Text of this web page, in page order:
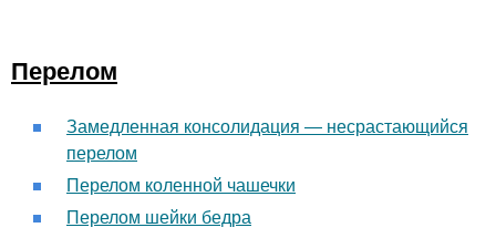
Перелом
Замедленная консолидация — несрастающийся
перелом
Перелом коленной чашечки
Перелом шейки бедра